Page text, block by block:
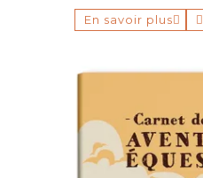
En savoir plus